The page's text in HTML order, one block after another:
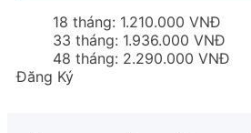
18 tháng: 1.210.000 VNĐ
33 tháng: 1.936.000 VNĐ
48 tháng: 2.290.000 VNĐ
Đăng Ký